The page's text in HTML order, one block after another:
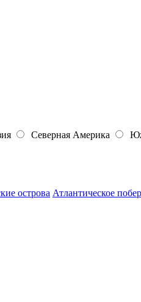
Северная Америка
острова Атлантическое